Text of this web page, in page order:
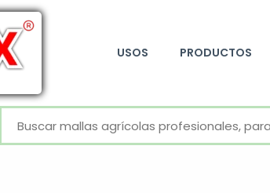
USOS PRODUCTOS